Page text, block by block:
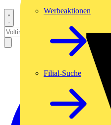
Werbeaktionen
Filial-Suche